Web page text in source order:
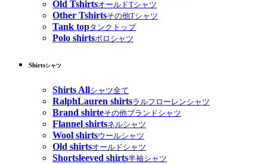
Old TshirtsオールドTシャツ
Other Tshirtsその他Tシャツ
Tank topタンクトップ
Polo shirtsポロシャツ
Shirtsシャツ
Shirts Allシャツ全て
RalphLauren shirtsラルフローレンシャツ
Brand shirteその他ブランドシャツ
Flannel shirtsネルシャツ
Wool shirtsウールシャツ
Old shirtsオールドシャツ
Shortsleeved shirts半袖シャツ